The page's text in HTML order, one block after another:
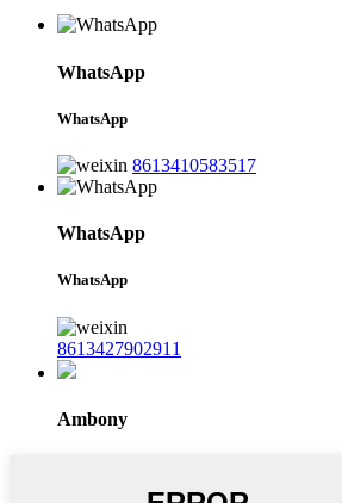
WhatsApp
WhatsApp
8613410583517
WhatsApp
WhatsApp
8613427902911
Ambony